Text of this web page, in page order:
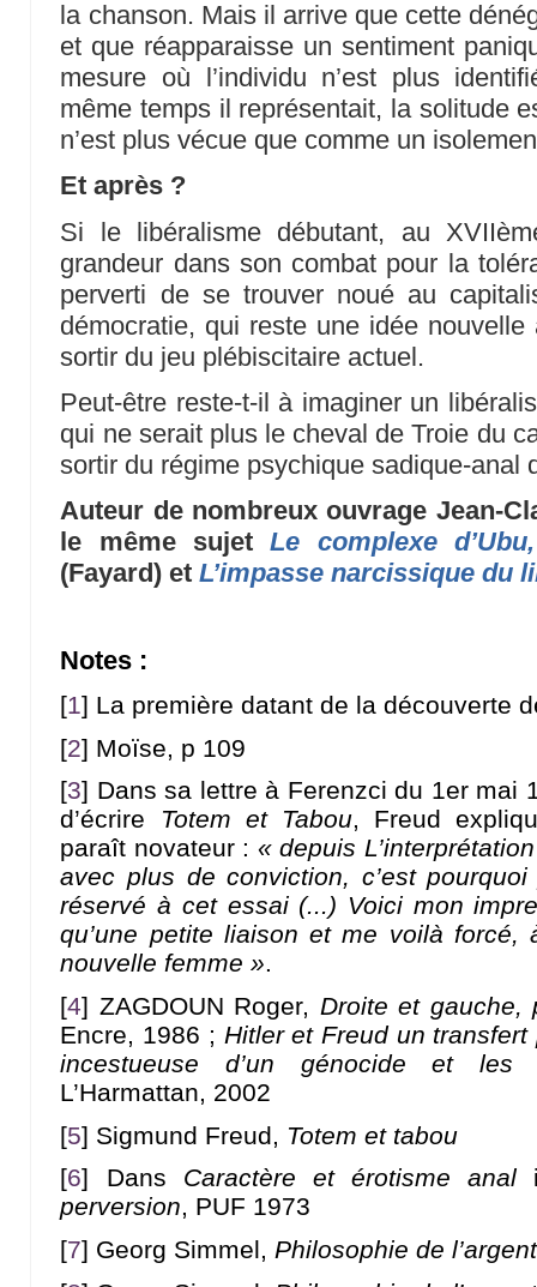
la chanson. Mais il arrive que cette
et que réapparaisse un sentiment
mesure où l’individu n’est plus
même temps il représentait, la solitude
n’est plus vécue que comme un
Et après ?
Si le libéralisme débutant, au
grandeur dans son combat pour la
perverti de se trouver noué au
démocratie, qui reste une idée nouvelle
sortir du jeu plébiscitaire actuel.
Peut-être reste-t-il à imaginer un
qui ne serait plus le cheval de Troie du
sortir du régime psychique sadique-anal
Auteur de nombreux ouvrage Jean-
le même sujetLe complexe
(Fayard) etL’impasse narcissique du
Notes :
[1] La première datant de la découverte
[2] Moïse, p 109
[3] Dans sa lettre à Ferenzci du 1er mai
d’écrire
Totem et Tabou, Freud
paraît novateur : « depuis
avec plus de conviction, c’est
réservé à cet essai (...) Voici mon
qu’une petite liaison et me voilà forcé,
nouvelle femme ».
[4] ZAGDOUN Roger, Droite et gauche,
Encre, 1986 ; Hitler et Freud un
incestueuse d’un génocide et les
L’Harmattan, 2002
[5] Sigmund Freud, Totem et tabou
[6] Dans Caractère et érotisme anal
perversion, PUF 1973
[7] Georg Simmel, Philosophie de l’argent